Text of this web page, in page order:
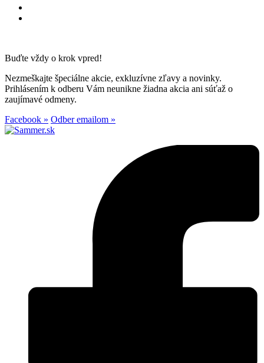
Buďte vždy o krok vpred!
Nezmeškajte špeciálne akcie, exkluzívne zľavy a novinky.
Prihlásením k odberu Vám neunikne žiadna akcia ani súťaž o
zaujímavé odmeny.
Facebook » Odber emailom »